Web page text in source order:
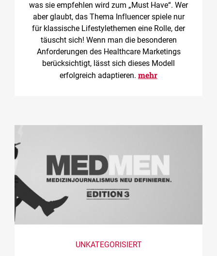
was sie empfehlen wird zum „Must Have“. Wer
aber glaubt, das Thema Influencer spiele nur
für klassische Lifestylethemen eine Rolle, der
täuscht sich! Wenn man die besonderen
Anforderungen des Healthcare Marketings
berücksichtigt, lässt sich dieses Modell
erfolgreich adaptieren. mehr
UNKATEGORISIERT